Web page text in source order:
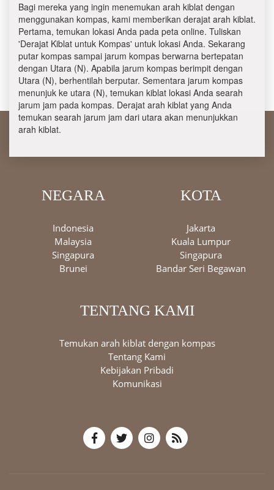
Bagi mereka yang ingin menemukan arah kiblat dengan
menggunakan kompas, kami memberikan derajat arah kiblat.
Pertama, temukan lokasi Anda pada peta online. Tuliskan
'Derajat Kiblat untuk Kompas' untuk lokasi Anda. Sekarang
putar kompas sampai jarum kompas berwarna bertepatan
dengan Utara (N). Apabila jarum kompas berimpit dengan
Utara (N), berhentilah berputar. Sementara jarum kompas
menunjuk ke utara (N), temukan kiblat lokasi Anda searah
jarum jam pada kompas. Derajat arah kiblat yang Anda
temukan searah jarum jam dari utara akan menunjukkan
arah kiblat.
NEGARA
Indonesia
Malaysia
Singapura
Brunei
KOTA
Jakarta
Kuala Lumpur
Singapura
Bandar Seri Begawan
TENTANG KAMI
Temukan arah kiblat dengan kompas
Tentang Kami
Kebijakan Pribadi
Komunikasi